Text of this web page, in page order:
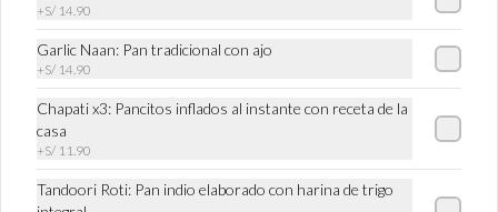
Conócenos
+S/ 14.90
Garlic Naan: Pan tradicional con ajo
+S/ 14.90
Chapati x3: Pancitos inflados al instante con receta de la
casa
+S/ 11.90
Tandoori Roti: Pan indio elaborado con harina de trigo